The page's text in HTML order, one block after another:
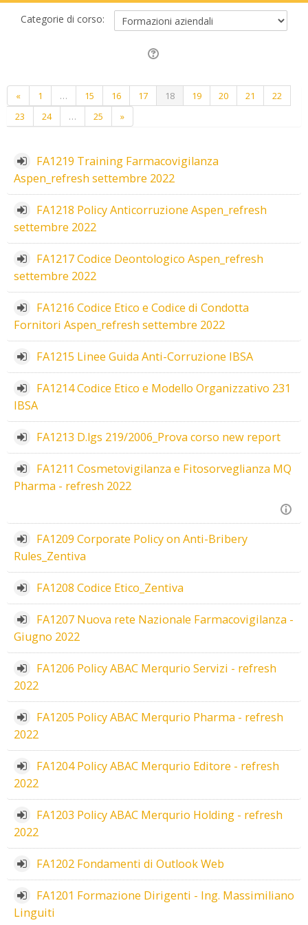
Categorie di corso:
«Precedente
1 … 15 16 17 18(zttuale)
19 20 21
22
23
24 … 25 »Successivo
FA1219 Training Farmacovigilanza
Aspen_refresh settembre 2022
FA1218 Policy Anticorruzione Aspen_refresh
settembre 2022
FA1217 Codice Deontologico Aspen_refresh
settembre 2022
FA1216 Codice Etico e Codice di Condotta
Fornitori Aspen_refresh settembre 2022
FA1215 Linee Guida Anti-Corruzione IBSA
FA1214 Codice Etico e Modello Organizzativo 231
IBSA
FA1213 D.lgs 219/2006_Prova corso new report
FA1211 Cosmetovigilanza e Fitosorveglianza MQ
Pharma - refresh 2022
FA1209 Corporate Policy on Anti-Bribery
Rules_Zentiva
FA1208 Codice Etico_Zentiva
FA1207 Nuova rete Nazionale Farmacovigilanza -
Giugno 2022
FA1206 Policy ABAC Merqurio Servizi - refresh
2022
FA1205 Policy ABAC Merqurio Pharma - refresh
2022
FA1204 Policy ABAC Merqurio Editore - refresh
2022
FA1203 Policy ABAC Merqurio Holding - refresh
2022
FA1202 Fondamenti di Outlook Web
FA1201 Formazione Dirigenti - Ing. Massimiliano
Linguiti